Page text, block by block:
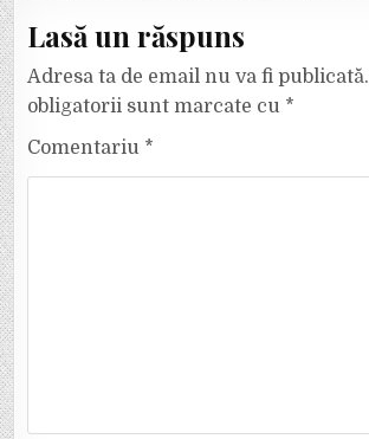
Lasă un răspuns
Adresa ta de email nu va fi publicată.
obligatorii sunt marcate cu *
Comentariu *